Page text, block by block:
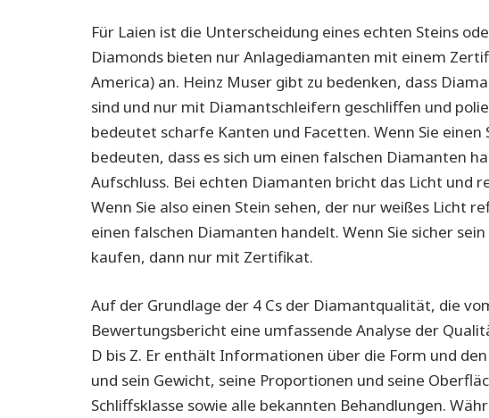
Für Laien ist die Unterscheidung eines echten Steins
Diamonds bieten nur Anlagediamanten mit einem
America) an. Heinz Muser gibt zu bedenken, dass
sind und nur mit Diamantschleifern geschliffen und
bedeutet scharfe Kanten und Facetten. Wenn Sie
bedeuten, dass es sich um einen falschen Diamanten
Aufschluss. Bei echten Diamanten bricht das Licht und
Wenn Sie also einen Stein sehen, der nur weißes Licht
einen falschen Diamanten handelt. Wenn Sie sicher
kaufen, dann nur mit Zertifikat.
Auf der Grundlage der 4 Cs der Diamantqualität, die
Bewertungsbericht eine umfassende Analyse der
D bis Z. Er enthält Informationen über die Form und
und sein Gewicht, seine Proportionen und seine
Schliffsklasse sowie alle bekannten Behandlungen.